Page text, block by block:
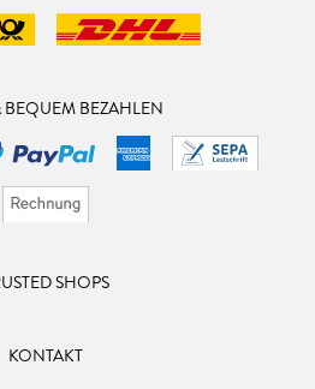
BEQUEM BEZAHLEN
SHOPS
KONTAKT